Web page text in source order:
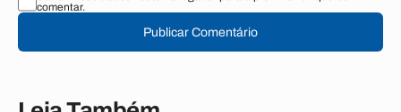
comentar.
Publicar Comentário